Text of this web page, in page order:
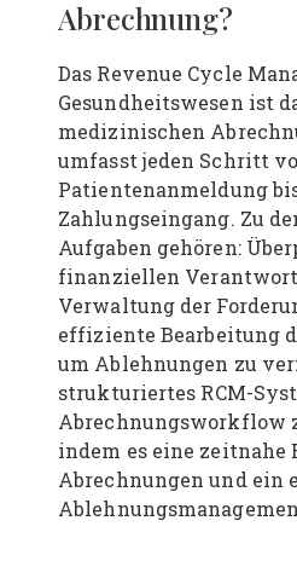
Abrechnung?
Das Revenue Cycle
Gesundheitswesen ist
medizinischen
umfasst jeden Schritt
Patientenanmeldung
Zahlungseingang. Zu
Aufgaben gehören:
finanziellen
Verwaltung der
effiziente Bearbeitung
um Ablehnungen zu
strukturiertes RCM-
Abrechnungsworkflow
indem es eine zeitnahe
Abrechnungen und ein